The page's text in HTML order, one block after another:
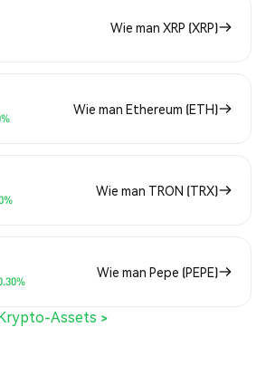
Wie man XRP (XRP)
Wie man Ethereum (ETH)
Wie man TRON (TRX)
Wie man Pepe (PEPE)
Assets >